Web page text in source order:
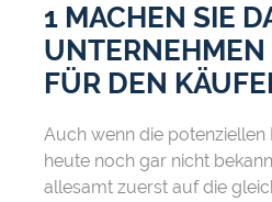
1 MACHEN SIE
FÜR DEN
Auch wenn die potenziellen
heute noch gar nicht
allesamt zuerst auf die